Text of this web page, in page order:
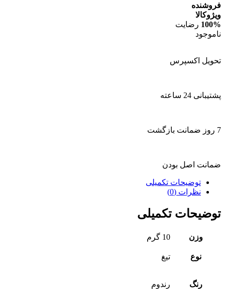
فروشنده
ویژوکالا
100% رضایت
ناموجود
تحویل اکسپرس
پشتیبانی 24 ساعته
7 روز ضمانت بازگشت
ضمانت اصل بودن
توضیحات تکمیلی
نظرات (0)
توضیحات تکمیلی
وزن 10 گرم
نوع تیغ
رنگ رندوم